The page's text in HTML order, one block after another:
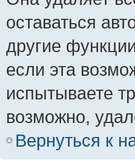
оставаться
другие
если эта
испытываете
возможно,
Вернуться к